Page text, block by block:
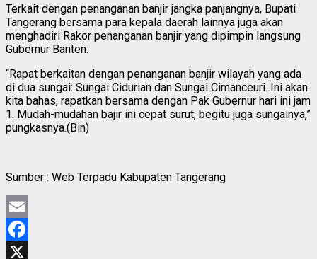
Terkait dengan penanganan banjir jangka panjangnya, Bupati
Tangerang bersama para kepala daerah lainnya juga akan
menghadiri Rakor penanganan banjir yang dipimpin langsung
Gubernur Banten.
“Rapat berkaitan dengan penanganan banjir wilayah yang ada
di dua sungai: Sungai Cidurian dan Sungai Cimanceuri. Ini akan
kita bahas, rapatkan bersama dengan Pak Gubernur hari ini jam
1. Mudah-mudahan bajir ini cepat surut, begitu juga sungainya,”
pungkasnya.(Bin)
Sumber : Web Terpadu Kabupaten Tangerang
Email
Facebook